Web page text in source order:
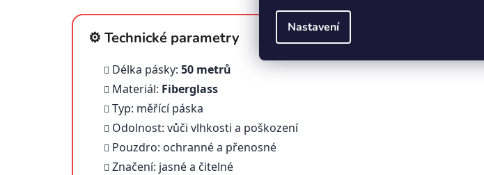
Nastavení
⚙️ Technické parametry
Délka pásky: 50 metrů
Materiál: Fiberglass
Typ: měřící páska
Odolnost: vůči vlhkosti a poškození
Pouzdro: ochranné a přenosné
Značení: jasné a čitelné